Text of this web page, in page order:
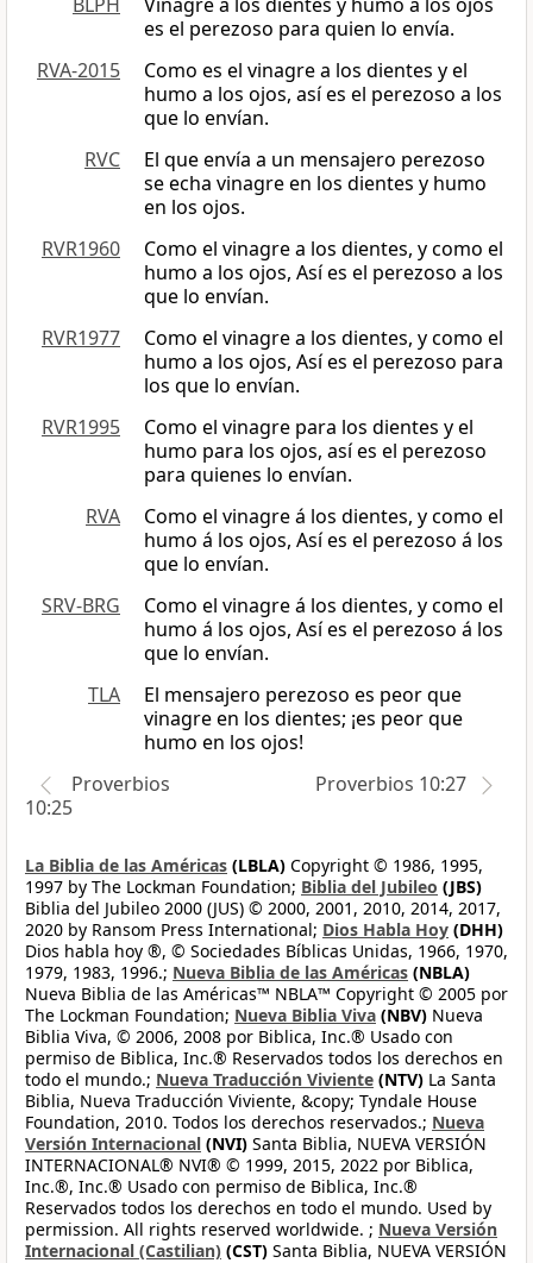
es el perezoso para quien lo envía.
RVA-2015
Como es el vinagre a los dientes y el
humo a los ojos, así es el perezoso a los
que lo envían.
RVC
El que envía a un mensajero perezoso
se echa vinagre en los dientes y humo
en los ojos.
RVR1960
Como el vinagre a los dientes, y como el
humo a los ojos, Así es el perezoso a los
que lo envían.
RVR1977
Como el vinagre a los dientes, y como el
humo a los ojos, Así es el perezoso para
los que lo envían.
RVR1995
Como el vinagre para los dientes y el
humo para los ojos, así es el perezoso
para quienes lo envían.
RVA
Como el vinagre á los dientes, y como el
humo á los ojos, Así es el perezoso á los
que lo envían.
SRV-BRG
Como el vinagre á los dientes, y como el
humo á los ojos, Así es el perezoso á los
que lo envían.
TLA
El mensajero perezoso es peor que
vinagre en los dientes; ¡es peor que
humo en los ojos!
Proverbios
10:25
Proverbios 10:27
La Biblia de las Américas (LBLA) Copyright © 1986, 1995,
1997 by The Lockman Foundation; Biblia del Jubileo (JBS)
Biblia del Jubileo 2000 (JUS) © 2000, 2001, 2010, 2014, 2017,
2020 by Ransom Press International; Dios Habla Hoy (DHH)
Dios habla hoy ®, © Sociedades Bíblicas Unidas, 1966, 1970,
1979, 1983, 1996.; Nueva Biblia de las Américas (NBLA)
Nueva Biblia de las Américas™ NBLA™ Copyright © 2005 por
The Lockman Foundation; Nueva Biblia Viva (NBV) Nueva
Biblia Viva, © 2006, 2008 por Biblica, Inc.® Usado con
permiso de Biblica, Inc.® Reservados todos los derechos en
todo el mundo.; Nueva Traducción Viviente (NTV) La Santa
Biblia, Nueva Traducción Viviente, &copy; Tyndale House
Foundation, 2010. Todos los derechos reservados.; Nueva
Versión Internacional (NVI) Santa Biblia, NUEVA VERSIÓN
INTERNACIONAL® NVI® © 1999, 2015, 2022 por Biblica,
Inc.®, Inc.® Usado con permiso de Biblica, Inc.®
Reservados todos los derechos en todo el mundo. Used by
permission. All rights reserved worldwide. ; Nueva Versión
Internacional (Castilian) (CST) Santa Biblia, NUEVA VERSIÓN